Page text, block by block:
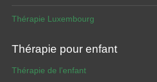
Thérapie Luxembourg
Thérapie pour enfant
Thérapie de l’enfant